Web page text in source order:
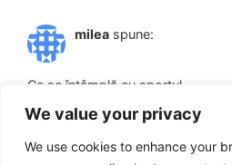
We value your privacy
We use cookies to enhance your
milea spune:
Ce se întâmplă cu sportul
Sportul mai exista?
Prin sport ne putem remarca,
De ce nu se sprijină sportul.?